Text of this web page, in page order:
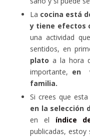
La cocina está
y tiene efectos
una actividad
sentidos, en
plato a la hora
importante, en
familia.
Si crees que esta
en la selección
en el índice
publicadas, estoy